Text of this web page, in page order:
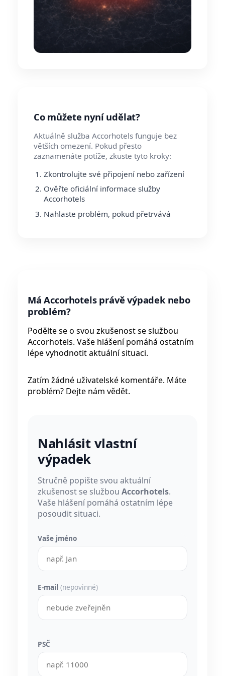
Co můžete nyní udělat?
Aktuálně služba Accorhotels funguje bez
větších omezení. Pokud přesto
zaznamenáte potíže, zkuste tyto kroky:
Zkontrolujte své připojení nebo zařízení
Ověřte oficiální informace služby
Accorhotels
Nahlaste problém, pokud přetrvává
Má Accorhotels právě výpadek nebo
problém?
Podělte se o svou zkušenost se službou
Accorhotels. Vaše hlášení pomáhá ostatním
lépe vyhodnotit aktuální situaci.
Zatím žádné uživatelské komentáře. Máte
problém? Dejte nám vědět.
Nahlásit vlastní
výpadek
Stručně popište svou aktuální
zkušenost se službou Accorhotels.
Vaše hlášení pomáhá ostatním lépe
posoudit situaci.
Vaše jméno
E-mail (nepovinné)
PSČ